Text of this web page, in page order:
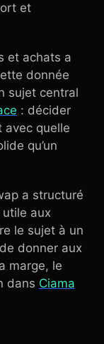
et
et achats a
donnée
sujet central
: décider
avec quelle
qu’un
a structuré
aux
le sujet à un
donner aux
marge, le
dans Ciama